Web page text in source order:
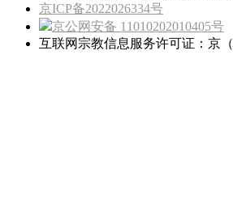
京ICP备2022026334号
京公网安备 11010202010405号
互联网宗教信息服务许可证：京（